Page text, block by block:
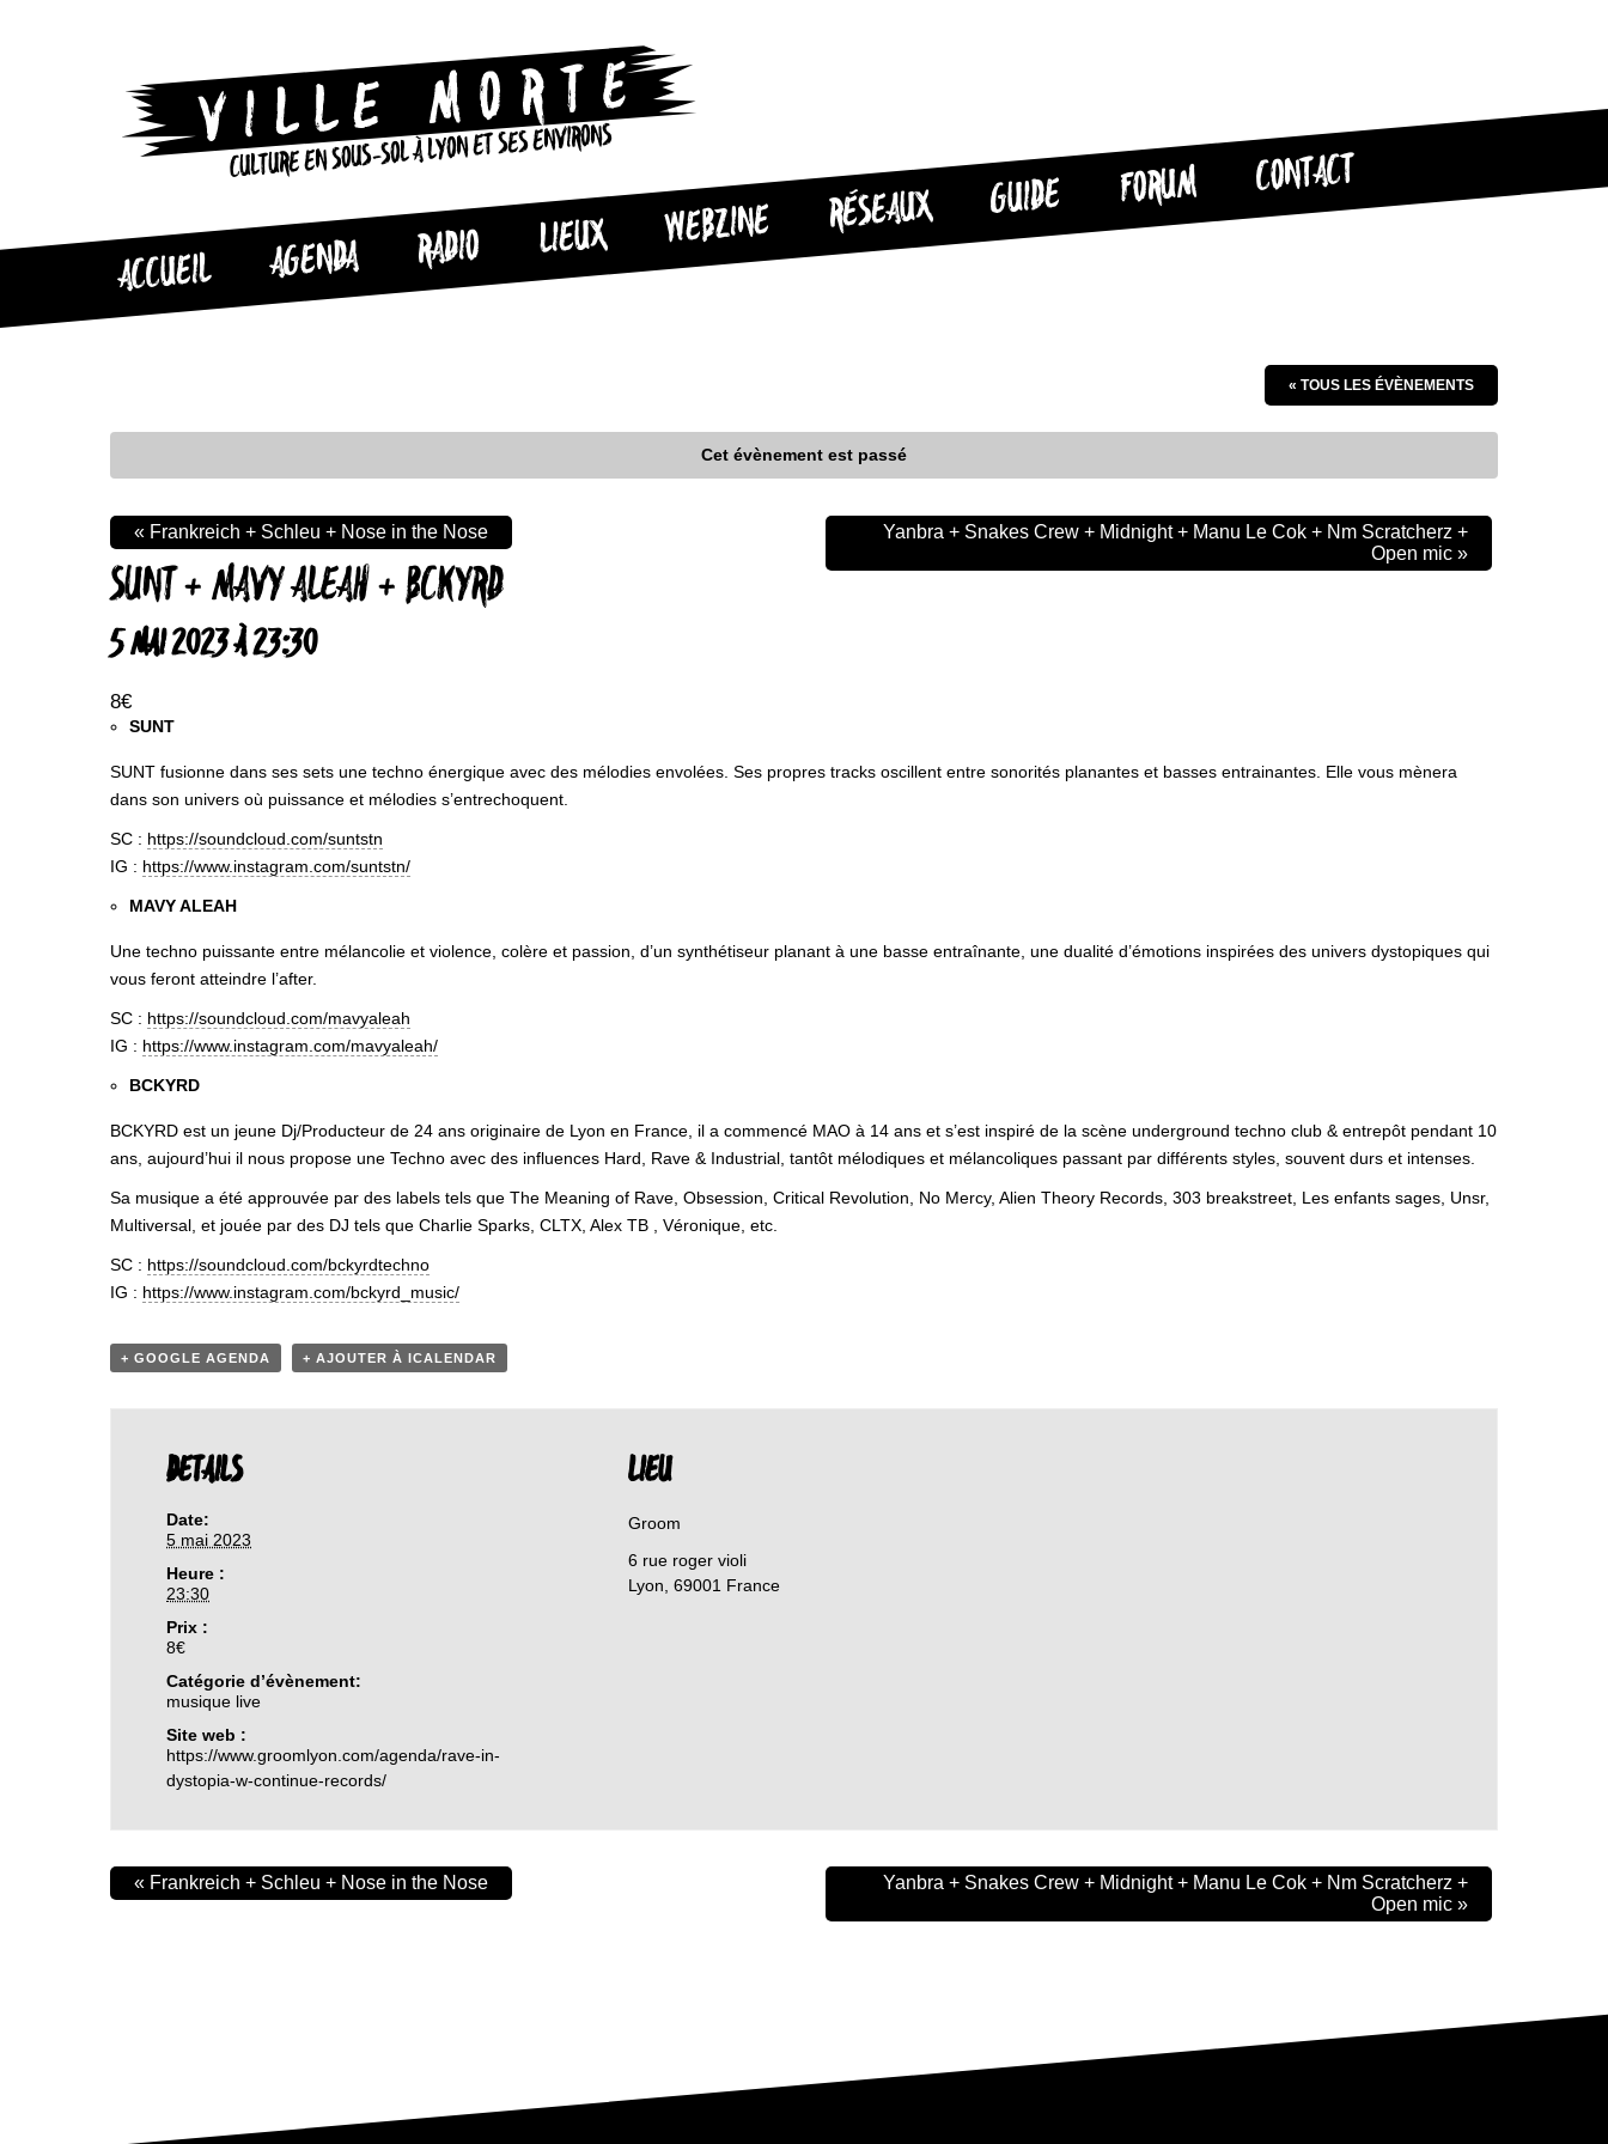
CULTURE EN SOUS-SOL À LYON ET SES ENVIRONS
ACCUEIL AGENDA RADIO LIEUX WEBZINE RÉSEAUX GUIDE FORUM CONTACT
« TOUS LES ÉVÈNEMENTS
Cet évènement est passé
SUNT + MAVY ALEAH + BCKYRD
5 MAI 2023 À 23:30
8€
« Frankreich + Schleu + Nose in the Nose
Yanbra + Snakes Crew + Midnight + Manu Le Cok + Nm Scratcherz +
Open mic »
SUNT
SUNT fusionne dans ses sets une techno énergique avec des mélodies envolées. Ses propres tracks oscillent entre sonorités planantes et basses entrainantes. Elle vous mènera
dans son univers où puissance et mélodies s’entrechoquent.
SC : https://soundcloud.com/suntstn
IG : https://www.instagram.com/suntstn/
MAVY ALEAH
Une techno puissante entre mélancolie et violence, colère et passion, d’un synthétiseur planant à une basse entraînante, une dualité d’émotions inspirées des univers dystopiques qui
vous feront atteindre l’after.
SC : https://soundcloud.com/mavyaleah
IG : https://www.instagram.com/mavyaleah/
BCKYRD
BCKYRD est un jeune Dj/Producteur de 24 ans originaire de Lyon en France, il a commencé MAO à 14 ans et s’est inspiré de la scène underground techno club & entrepôt pendant 10
ans, aujourd’hui il nous propose une Techno avec des influences Hard, Rave & Industrial, tantôt mélodiques et mélancoliques passant par différents styles, souvent durs et intenses.
Sa musique a été approuvée par des labels tels que The Meaning of Rave, Obsession, Critical Revolution, No Mercy, Alien Theory Records, 303 breakstreet, Les enfants sages, Unsr,
Multiversal, et jouée par des DJ tels que Charlie Sparks, CLTX, Alex TB , Véronique, etc.
SC : https://soundcloud.com/bckyrdtechno
IG : https://www.instagram.com/bckyrd_music/
+ GOOGLE AGENDA + AJOUTER À ICALENDAR
DETAILS
Date:
5 mai 2023
Heure :
23:30
Prix :
8€
Catégorie d’évènement:
musique live
Site web :
https://www.groomlyon.com/agenda/rave-in-
dystopia-w-continue-records/
LIEU
Groom
6 rue roger violi
Lyon 69001 France
« Frankreich + Schleu + Nose in the Nose
Yanbra + Snakes Crew + Midnight + Manu Le Cok + Nm Scratcherz +
Open mic »